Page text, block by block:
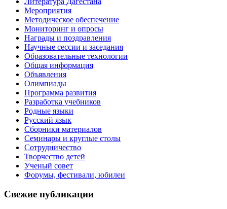
Мероприятия
Методическое обеспечение
Мониторинг и опросы
Награды и поздравления
Научные сессии и заседания
Образовательные технологии
Общая информация
Объявления
Олимпиады
Программа развития
Разработка учебников
Родные языки
Русский язык
Сборники материалов
Семинары и круглые столы
Сотрудничество
Творчество детей
Ученый совет
Форумы, фестивали, юбилеи
Свежие публикации